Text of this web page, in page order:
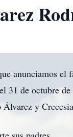
anunciamos
31 de octubre
y